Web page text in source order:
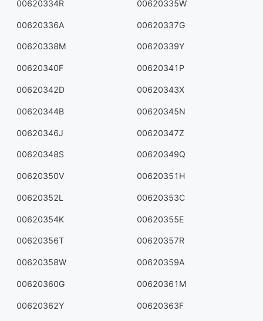
00620334R 00620335W
00620336A 00620337G
00620338M 00620339Y
00620340F 00620341P
00620342D 00620343X
00620344B 00620345N
00620346J 00620347Z
00620348S 00620349Q
00620350V 00620351H
00620352L 00620353C
00620354K 00620355E
00620356T 00620357R
00620358W 00620359A
00620360G 00620361M
00620362Y 00620363F